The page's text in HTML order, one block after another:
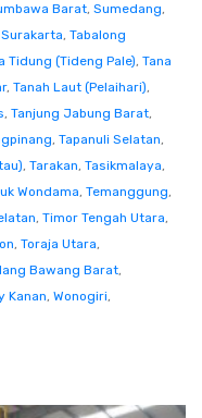
Barat, Sumedang,
Surakarta, Tabalong
Tidung (Tideng Pale), Tana
, Tanah Laut (Pelaihari),
, Tanjung Jabung Barat,
, Tapanuli Selatan,
, Tarakan, Tasikmalaya,
Wondama, Temanggung,
, Timor Tengah Utara,
, Toraja Utara,
Bawang Barat,
Kanan, Wonogiri,